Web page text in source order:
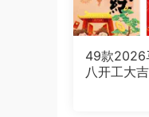
49款2026
八开工大